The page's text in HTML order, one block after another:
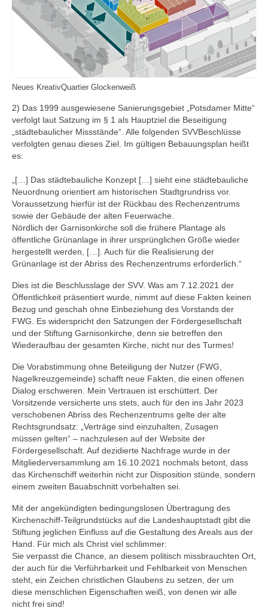
Neues KreativQuartier Glockenweiß
2) Das 1999 ausgewiesene Sanierungsgebiet „Potsdamer Mitte“
verfolgt laut Satzung im § 1 als Hauptziel die Beseitigung
„städtebaulicher Missstände“. Alle folgenden SVVBeschlüsse
verfolgten genau dieses Ziel. Im gültigen Bebauungsplan heißt
es:
„[…] Das städtebauliche Konzept […] sieht eine städtebauliche
Neuordnung orientiert am historischen Stadtgrundriss vor.
Voraussetzung hierfür ist der Rückbau des Rechenzentrums
sowie der Gebäude der alten Feuerwache.
Nördlich der Garnisonkirche soll die frühere Plantage als
öffentliche Grünanlage in ihrer ursprünglichen Größe wieder
hergestellt werden, […]. Auch für die Realisierung der
Grünanlage ist der Abriss des Rechenzentrums erforderlich.“
Dies ist die Beschlusslage der SVV. Was am 7.12.2021 der
Öffentlichkeit präsentiert wurde, nimmt auf diese Fakten keinen
Bezug und geschah ohne Einbeziehung des Vorstands der
FWG. Es widerspricht den Satzungen der Fördergesellschaft
und der Stiftung Garnisonkirche, denn sie betreffen den
Wiederaufbau der gesamten Kirche, nicht nur des Turmes!
Die Vorabstimmung ohne Beteiligung der Nutzer (FWG,
Nagelkreuzgemeinde) schafft neue Fakten, die einen offenen
Dialog erschweren. Mein Vertrauen ist erschüttert. Der
Vorsitzende versicherte uns stets, auch für den ins Jahr 2023
verschobenen Abriss des Rechenzentrums gelte der alte
Rechtsgrundsatz: „Verträge sind einzuhalten, Zusagen
müssen gelten“ – nachzulesen auf der Website der
Fördergesellschaft. Auf dezidierte Nachfrage wurde in der
Mitgliederversammlung am 16.10.2021 nochmals betont, dass
das Kirchenschiff weiterhin nicht zur Disposition stünde, sondern
einem zweiten Bauabschnitt vorbehalten sei.
Mit der angekündigten bedingungslosen Übertragung des
Kirchenschiff-Teilgrundstücks auf die Landeshauptstadt gibt die
Stiftung jeglichen Einfluss auf die Gestaltung des Areals aus der
Hand. Für mich als Christ viel schlimmer:
Sie verpasst die Chance, an diesem politisch missbrauchten Ort,
der auch für die Verführbarkeit und Fehlbarkeit von Menschen
steht, ein Zeichen christlichen Glaubens zu setzen, der um
diese menschlichen Eigenschaften weiß, von denen wir alle
nicht frei sind!